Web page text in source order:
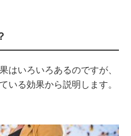
はいろいろあるのですが、
いる効果から説明します。